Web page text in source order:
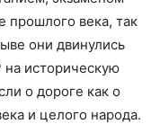
прошлого века, так
они двинулись
историческую
о дороге как о
и целого народа.